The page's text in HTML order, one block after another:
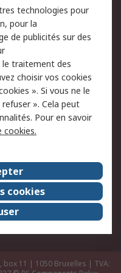
technique
des e-mails
générales
vente
propos de RS
chez RS
box 11 | 1050 Bruxelles | TVA:
technologies pour
pour la
de publicités sur des
le traitement des
choisir vos cookies
». Si vous ne le
». Cela peut
Pour en savoir
cookies.
cookies